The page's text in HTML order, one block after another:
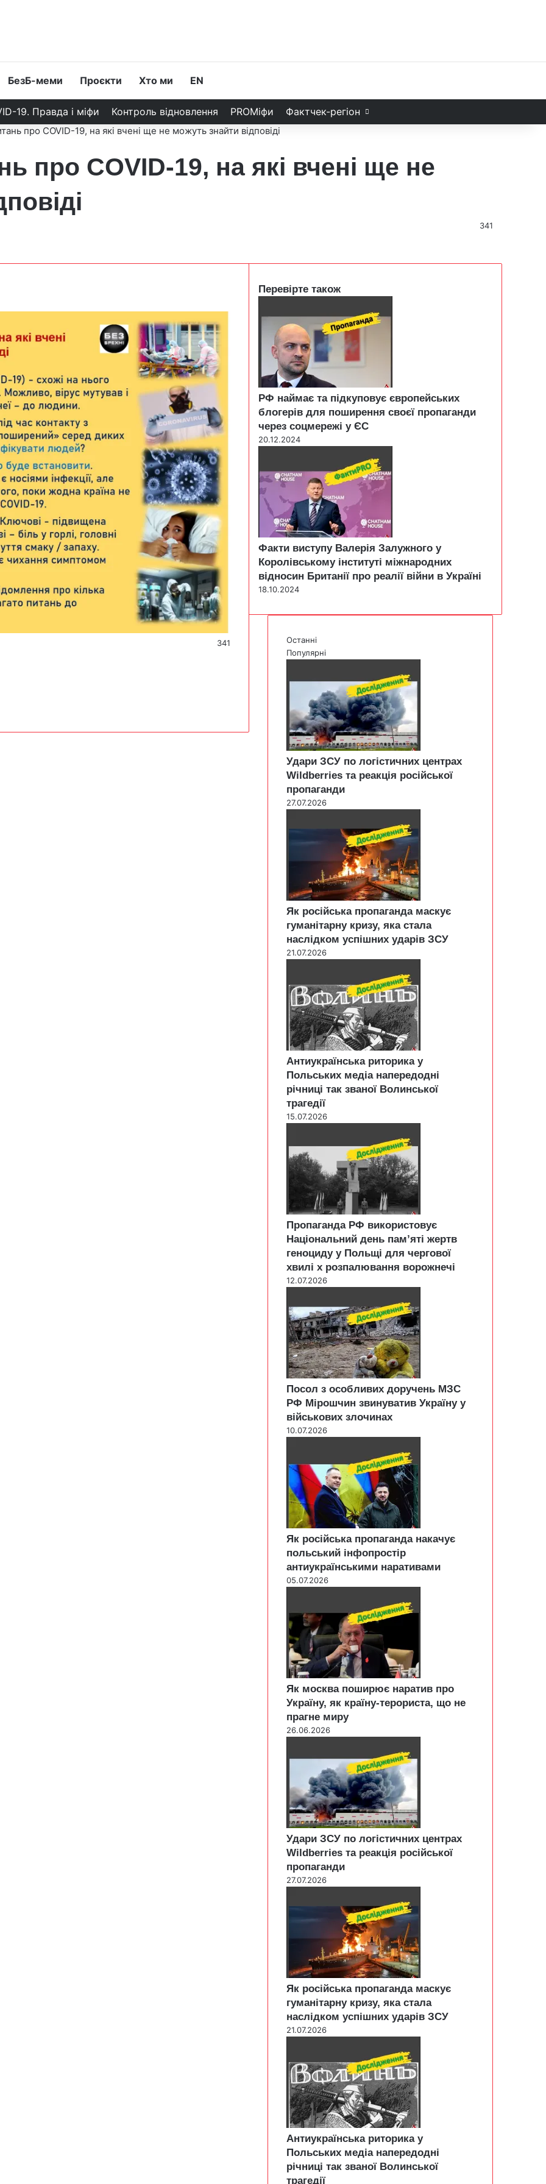
БезБ-меми Проєкти Хто ми EN
19. Правда і міфи Контроль відновлення PROМіфи Фактчек-регіон
про COVID-19, на які вчені ще не можуть знайти відповіді
про COVID-19, на які вчені ще не
341
341
Перевірте також
РФ наймає та підкуповує європейських
блогерів для поширення своєї пропаганди
через соцмережі у ЄС
20.12.2024
Факти виступу Валерія Залужного у
Королівському інституті міжнародних
відносин Британії про реалії війни в Україні
18.10.2024
Останні
Популярні
Удари ЗСУ по логістичних центрах
Wildberries та реакція російської
пропаганди
27.07.2026
Як російська пропаганда маскує
гуманітарну кризу, яка стала
наслідком успішних ударів ЗСУ
21.07.2026
Антиукраїнська риторика у
Польських медіа напередодні
річниці так званої Волинської
трагедії
15.07.2026
Пропаганда РФ використовує
Національний день пам’яті жертв
геноциду у Польщі для чергової
хвилі х розпалювання ворожнечі
12.07.2026
Посол з особливих доручень МЗС
РФ Мірошчин звинуватив Україну у
військових злочинах
10.07.2026
Як російська пропаганда накачує
польський інфопростір
антиукраїнськими наративами
05.07.2026
Як москва поширює наратив про
Україну, як країну-терориста, що не
прагне миру
26.06.2026
Удари ЗСУ по логістичних центрах
Wildberries та реакція російської
пропаганди
27.07.2026
Як російська пропаганда маскує
гуманітарну кризу, яка стала
наслідком успішних ударів ЗСУ
21.07.2026
Антиукраїнська риторика у
Польських медіа напередодні
річниці так званої Волинської
трагедії